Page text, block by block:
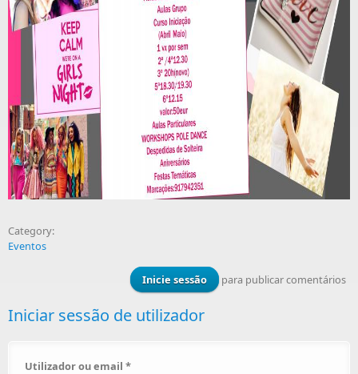
Category:
Eventos
Inicie sessão para publicar comentários
Iniciar sessão de utilizador
Utilizador ou email *